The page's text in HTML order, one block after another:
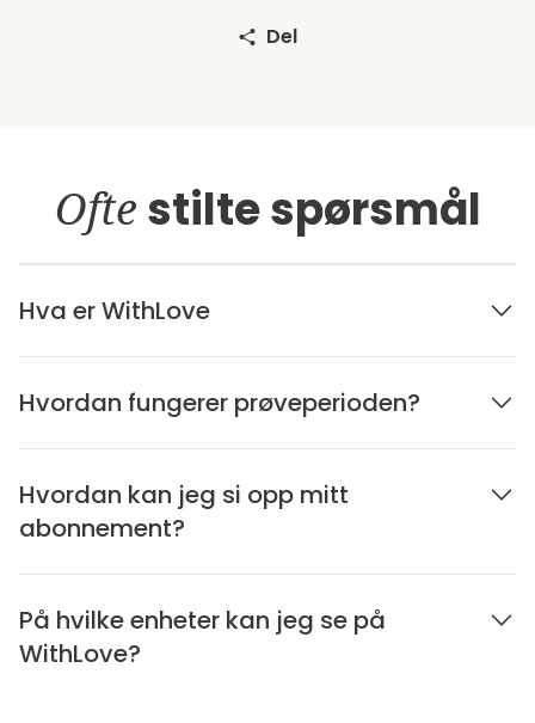
Del
Ofte stilte spørsmål
Hva er WithLove
Hvordan fungerer prøveperioden?
Hvordan kan jeg si opp mitt
abonnement?
På hvilke enheter kan jeg se på
WithLove?